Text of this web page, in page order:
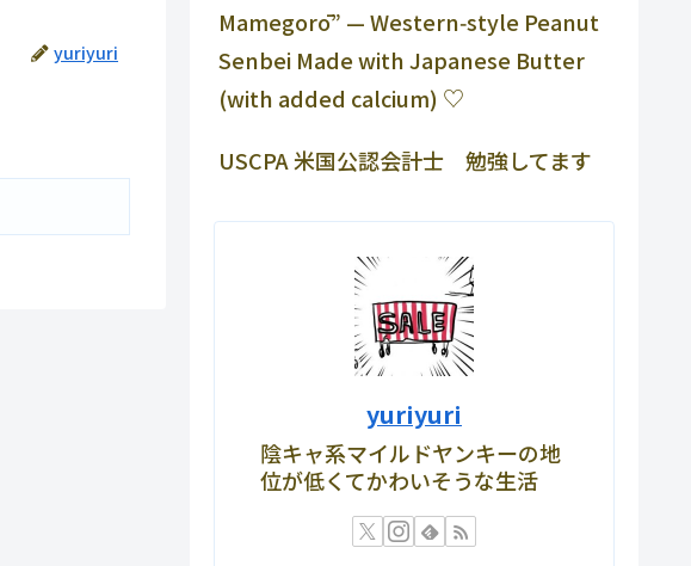
yuriyuri
Mamegorō” — Western‑style Peanut
Senbei Made with Japanese Butter
(with added calcium) ♡
USCPA 米国公認会計士 勉強してます
yuriyuri
陰キャ系マイルドヤンキーの地
位が低くてかわいそうな生活